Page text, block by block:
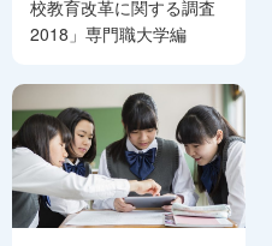
校教育改革に関する調査
2018」専門職大学編